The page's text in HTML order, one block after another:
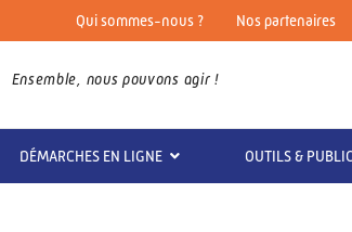
Qui sommes-nous ? Nos partenaires
Ensemble, nous pouvons agir !
DÉMARCHES EN LIGNE OUTILS &